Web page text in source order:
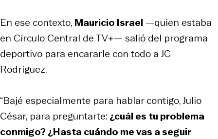
En ese contexto, Mauricio Israel —quien estaba
en Círculo Central de TV+— salió del programa
deportivo para encararle con todo a JC
Rodríguez.
“Bajé especialmente para hablar contigo, Julio
César, para preguntarte: ¿cuál es tu problema
conmigo? ¿Hasta cuándo me vas a seguir